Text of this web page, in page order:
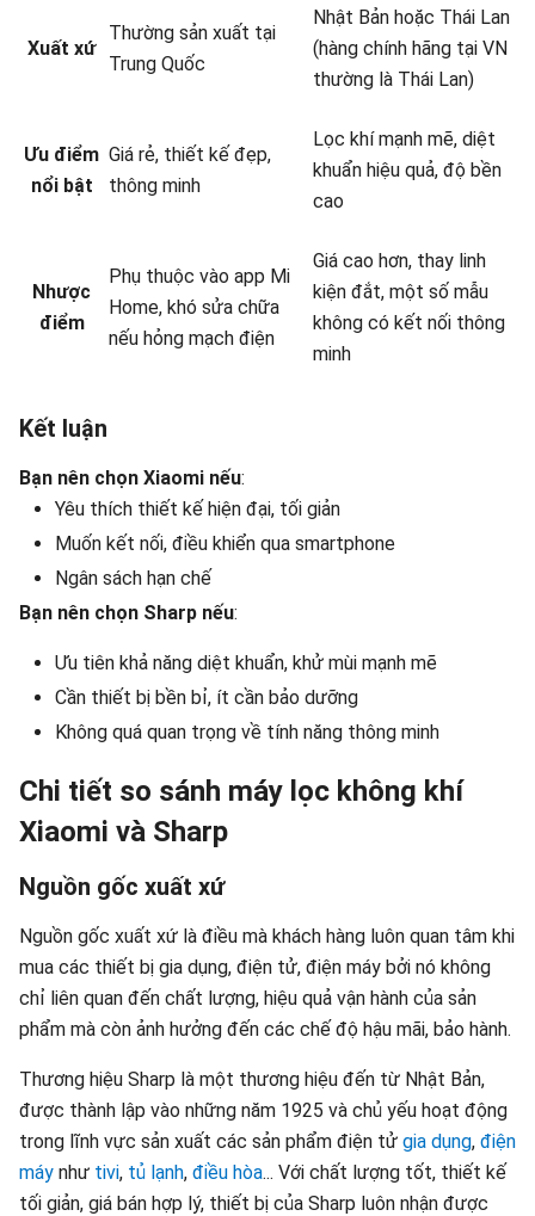
Xuất xứ
Thường sản xuất tại
Trung Quốc
Nhật Bản hoặc Thái Lan
(hàng chính hãng tại VN
thường là Thái Lan)
Ưu điểm
nổi bật
Giá rẻ, thiết kế đẹp,
thông minh
Lọc khí mạnh mẽ, diệt
khuẩn hiệu quả, độ bền
cao
Nhược
điểm
Phụ thuộc vào app Mi
Home, khó sửa chữa
nếu hỏng mạch điện
Giá cao hơn, thay linh
kiện đắt, một số mẫu
không có kết nối thông
minh
Kết luận
Bạn nên chọn Xiaomi nếu:
Yêu thích thiết kế hiện đại, tối giản
Muốn kết nối, điều khiển qua smartphone
Ngân sách hạn chế
Bạn nên chọn Sharp nếu:
Ưu tiên khả năng diệt khuẩn, khử mùi mạnh mẽ
Cần thiết bị bền bỉ, ít cần bảo dưỡng
Không quá quan trọng về tính năng thông minh
Chi tiết so sánh máy lọc không khí
Xiaomi và Sharp
Nguồn gốc xuất xứ
Nguồn gốc xuất xứ là điều mà khách hàng luôn quan tâm khi
mua các thiết bị gia dụng, điện tử, điện máy bởi nó không
chỉ liên quan đến chất lượng, hiệu quả vận hành của sản
phẩm mà còn ảnh hưởng đến các chế độ hậu mãi, bảo hành.
Thương hiệu Sharp là một thương hiệu đến từ Nhật Bản,
được thành lập vào những năm 1925 và chủ yếu hoạt động
trong lĩnh vực sản xuất các sản phẩm điện tử gia dụng, điện
máy như tivi, tủ lạnh, điều hòa... Với chất lượng tốt, thiết kế
tối giản, giá bán hợp lý, thiết bị của Sharp luôn nhận được